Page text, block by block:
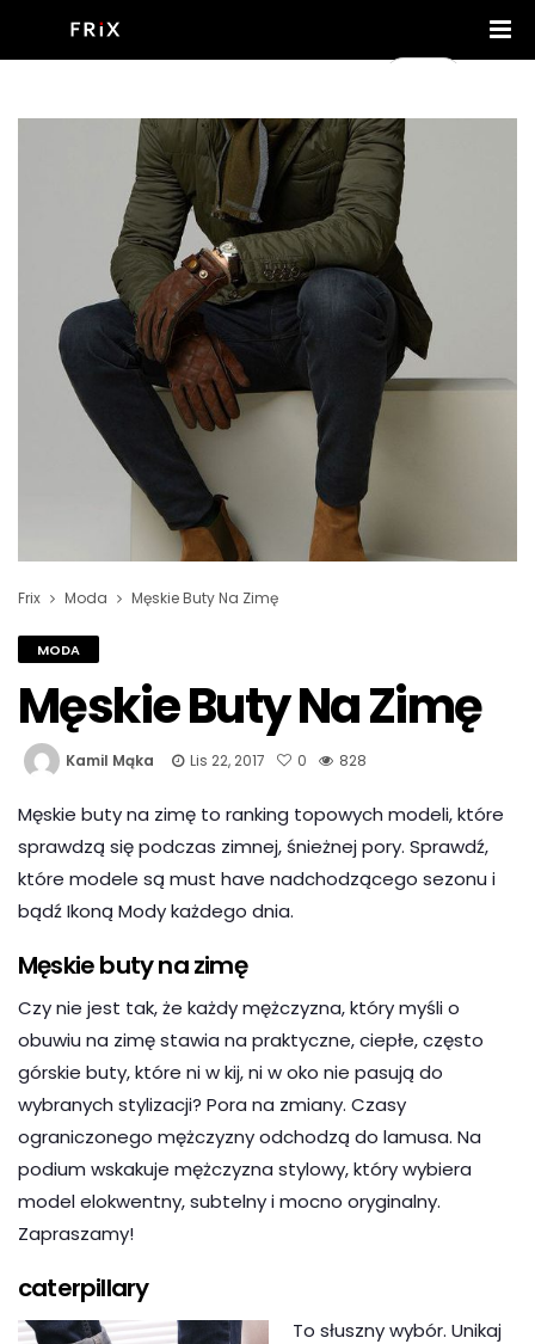
Frix Moda Męskie Buty Na Zimę
MODA
Męskie Buty Na Zimę
Kamil Mąka Lis 22, 2017 0 828
Męskie buty na zimę to ranking topowych modeli, które
sprawdzą się podczas zimnej, śnieżnej pory. Sprawdź,
które modele są must have nadchodzącego sezonu i
bądź Ikoną Mody każdego dnia.
Męskie buty na zimę
Czy nie jest tak, że każdy mężczyzna, który myśli o
obuwiu na zimę stawia na praktyczne, ciepłe, często
górskie buty, które ni w kij, ni w oko nie pasują do
wybranych stylizacji? Pora na zmiany. Czasy
ograniczonego mężczyzny odchodzą do lamusa. Na
podium wskakuje mężczyzna stylowy, który wybiera
model elokwentny, subtelny i mocno oryginalny.
Zapraszamy!
caterpillary
To słuszny wybór. Unikaj